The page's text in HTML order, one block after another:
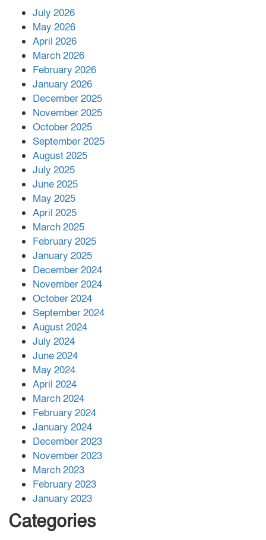
পর ফোন তারেক রহমানের,গ্যাস সঙ্কট
সহায়তা দিলেন সাচিং প্রু জেরী
July 2026
May 2026
April 2026
March 2026
February 2026
January 2026
December 2025
November 2025
October 2025
September 2025
August 2025
July 2025
June 2025
May 2025
April 2025
March 2025
February 2025
January 2025
December 2024
November 2024
October 2024
September 2024
August 2024
July 2024
June 2024
May 2024
April 2024
March 2024
February 2024
January 2024
December 2023
November 2023
March 2023
February 2023
January 2023
Categories